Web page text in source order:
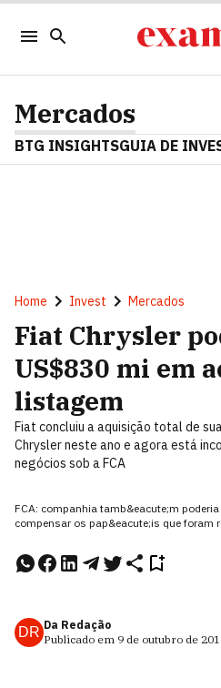
Mercados
BTG INSIGHTSGUIA DE
Home Invest Mercados
Fiat Chrysler
US$830 mi em
listagem
Fiat concluiu a aquisição total de
Chrysler neste ano e agora está
negócios sob a FCA
FCA: companhia tamb&eacute;m
compensar os pap&eacute;is que foram
DR Da Redação
Publicado em 9 de outubro de